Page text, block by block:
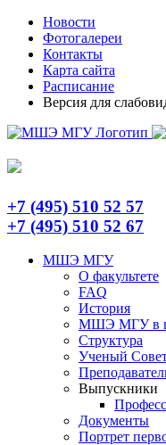
Skip
content
TelegramНовости
Фотогалереи
Контакты
Карта сайта
Расписание
Версия для
+7 (495) 510 52 57
+7 (495) 510 52 67
МШЭ МГУ
О факультете
FAQ
История
МШЭ МГУ в
Структура
Ученый
Выпускники
Документы
Портрет